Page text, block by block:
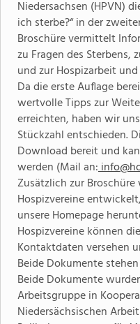
Niedersachsen (HPVN)
ich sterbe?“ in der
Broschüre vermittelt
zu Fragen des Sterbens,
und zur Hospizarbeit
Da die erste Auflage
wertvolle Tipps zur
erreichten, haben wir
Stückzahl entschieden.
Download bereit und
werden (Mail an:
Zusätzlich zur
Hospizvereine
unsere Homepage
Hospizvereine können
Kontaktdaten versehen
Beide Dokumente
Beide Dokumente
Arbeitsgruppe in
Niedersächsischen